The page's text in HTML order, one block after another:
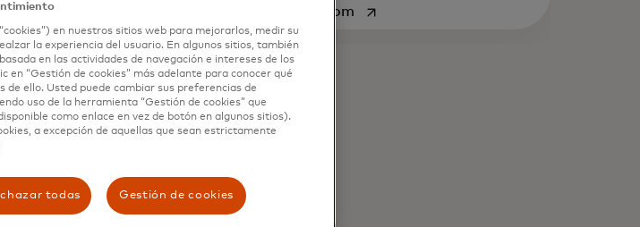
Visita priceless.comse abre en una pestaña nueva
en nuestros sitios web para mejorarlos, medir su
la experiencia del usuario. En algunos sitios, también
en las actividades de navegación e intereses de los
en “Gestión de cookies” más adelante para conocer qué
de ello. Usted puede cambiar sus preferencias de
uso de la herramienta “Gestión de cookies” que
como enlace en vez de botón en algunos sitios).
a excepción de aquellas que sean estrictamente
todas Gestión de cookies